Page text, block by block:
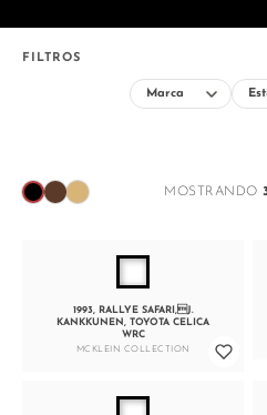
FILTROS
MOSTRANDO
1993, RALLYE SAFARI,J.
KANKKUNEN, TOYOTA CELICA
WRC
MCKLEIN COLLECTION